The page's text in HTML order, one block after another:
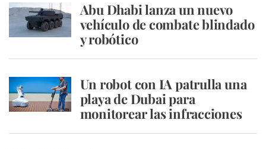
Abu Dhabi lanza un nuevo
vehículo de combate blindado
y robótico
Un robot con IA patrulla una
playa de Dubai para
monitorear las infracciones